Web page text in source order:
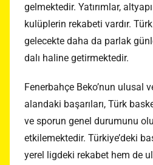
gelmektedir. Yatırımlar,
kulüplerin rekabeti vardır.
gelecekte daha da parlak
dalı haline getirmektedir.
Fenerbahçe Beko’nun ulusal
alandaki başarıları, Türk
ve sporun genel durumunu
etkilemektedir. Türkiye’deki
yerel ligdeki rekabet hem de